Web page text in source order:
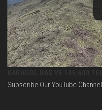
Subscribe Our YouTube Channel